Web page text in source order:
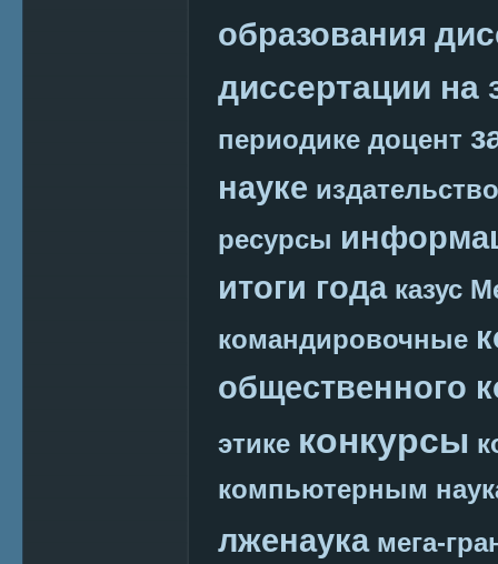
образования
диссертации на
периодике доцент
науке издательство
ресурсы
итоги года казус
командировочные
общественного
этике конкурсы
компьютерным
лженаука мега-